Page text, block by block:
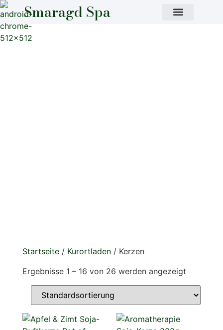
Smaragd Spa
Startseite/ Kurortladen/ Kerzen
Ergebnisse 1 – 16 von 26 werden angezeigt